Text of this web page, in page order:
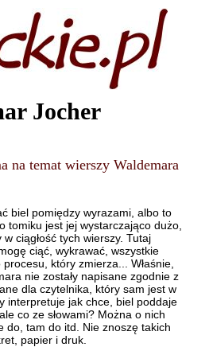
Jocher
na temat wierszy Waldemara
biel pomiędzy wyrazami, albo to
tomiku jest jej wystarczająco dużo,
ciągłość tych wierszy. Tutaj
ciąć, wykrawać, wszystkie
który zmierza... Właśnie,
nie zostały napisane zgodnie z
dla czytelnika, który sam jest w
interpretuje jak chce, biel poddaje
co ze słowami? Można o nich
do, tam do itd. Nie znoszę takich
papier i druk.